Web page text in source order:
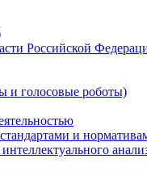
Российской
и голосовые роботы)
и